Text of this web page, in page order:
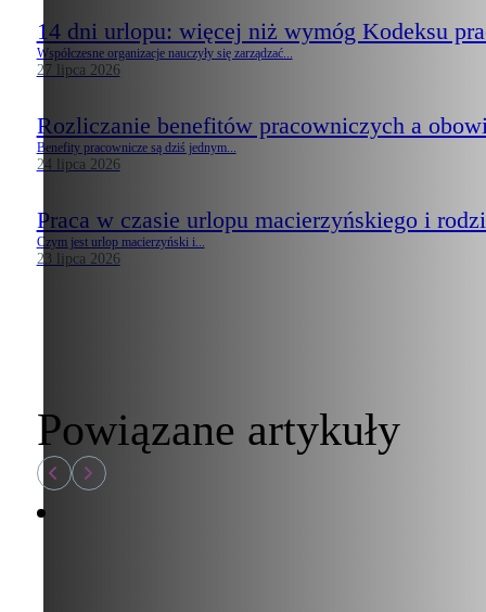
14 dni urlopu: więcej niż wymóg Kodeksu
Współczesne organizacje nauczyły się zarządzać...
27 lipca 2026
Rozliczanie benefitów pracowniczych a
Benefity pracownicze są dziś jednym...
24 lipca 2026
Praca w czasie urlopu macierzyńskiego i
Czym jest urlop macierzyński i...
23 lipca 2026
Powiązane artykuły